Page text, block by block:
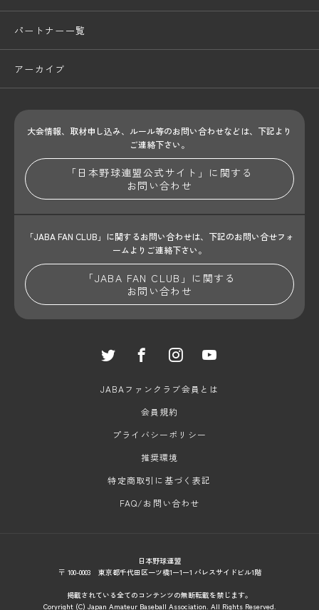
パートナー一覧
アーカイブ
大会情報、取材申し込み、ルール等のお問い合わせなどは、下記より
ご連絡下さい。
「日本野球連盟公式サイト」に関する
お問い合わせ
「JABA FAN CLUB」に関するお問い合わせは、 下記のお問い合せフォ
ームよりご連絡下さい。
「JABA FAN CLUB」に関する
お問い合わせ
JABAファンクラブ会員とは
会員規約
プライバシーポリシー
推奨環境
特定商取引に基づく表記
FAQ/お問い合わせ
日本野球連盟
〒 100-0003 東京都千代田区一ツ橋1ー1ー1 パレスサイドビル1階
掲載されている全てのコンテンツの無断転載を禁じます。
Coryright (C) Japan Amateur Baseball Association. All Rights Reserved.